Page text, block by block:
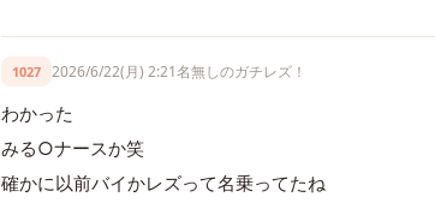
1027 2026/6/22(月) 2:21名無しのガチレズ！
わかった
みる○ナースか笑
確かに以前バイかレズって名乗ってたね